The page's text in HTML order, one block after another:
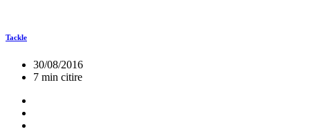
Tackle
30/08/2016
7 min citire